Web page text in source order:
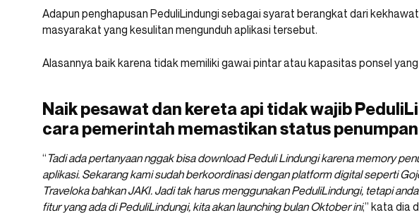
Adapun penghapusan PeduliLindungi sebagai syarat berangkat dari
masyarakat yang kesulitan mengunduh aplikasi tersebut.
Alasannya baik karena tidak memiliki gawai pintar atau kapasitas ponsel
Naik pesawat dan kereta api tidak wajib
cara pemerintah memastikan status
“ Tadi ada pertanyaan nggak bisa download Peduli Lindungi karena memory
aplikasi. Sekarang kami sudah berkoordinasi dengan platform digital seperti
Traveloka bahkan JAKI. Jadi tak harus menggunakan PeduliLindungi, tetapi
fitur yang ada di PeduliLindungi, kita akan launching bulan Oktober ini,” kata dia